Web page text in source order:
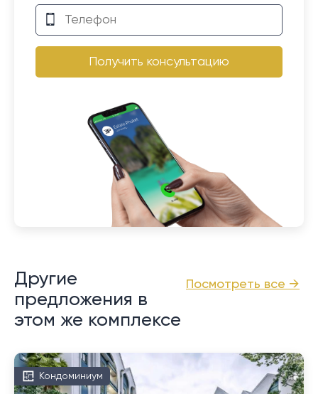
Получить консультацию
Посмотреть все →
Другие
предложения в
этом же комплексе
Кондоминиум